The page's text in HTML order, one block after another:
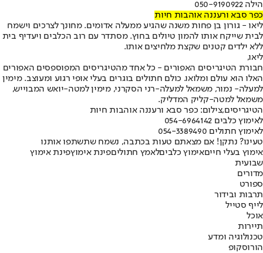
הילה 050-9190922
כפר סבא ורעננה אוהבות חיות
ליאו - גורון בן פחות משנה שהגיע ממעלה אדומים. מחונך לצרכים וישמח
לבית שייקח אותו להמון טיולים בחוץ. מסתדר עם רוב הכלבים ויעדיף בית
ללא ילדים קטנים שקצת מלחיצים אותו.
ליאו,
חבורת הטיגריסים האפורים - כל אחד מהטיגריסים המפוספסים האפורים
האלו הוא עולם ומלואו. כולם חתולים בוגרים בעלי אופי רגוע ומעוצב. מימין
למעלה- נמור, משמאל למעלה-רני הסקרני, מימין למטה-יואש המבוייש,
משמאל למטה-קליק המדליק.
הטיגריסים,צילום: כפר סבא ורעננה אוהבות חיות
לאימוץ כלבים 054-6964142
לאימוץ חתולים 054-3389490
טעינו? נתקן! אם מצאתם טעות בכתבה, נשמח שתשתפו אותנו
אימוץ בעלי חייםאימוץ כלביםלאמץ חתוליםפינת אימוץפינת אימוץ
שבועית
מדורים
ספורט
תרבות ובידור
לייף סטייל
אוכל
תיירות
טכנולוגיה ומדע
הורוסקופ